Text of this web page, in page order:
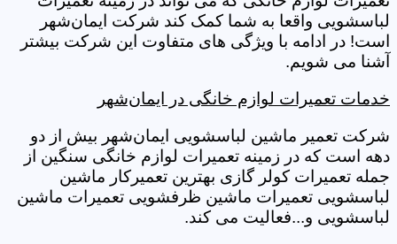
لباسشویی واقعا به شما کمک کند شرکت ایمان‌شهر
است! در ادامه با ویژگی های متفاوت این شرکت بیشتر
آشنا می شویم.
خدمات تعمیرات لوازم خانگی در ایمان‌شهر
شرکت تعمیر ماشین لباسشویی ایمان‌شهر بیش از دو
دهه است که در زمینه تعمیرات لوازم خانگی سنگین از
جمله تعمیرات کولر گازی بهترین تعمیرکار ماشین
لباسشویی تعمیرات ماشین ظرفشویی تعمیرات ماشین
لباسشویی و...فعالیت می کند.